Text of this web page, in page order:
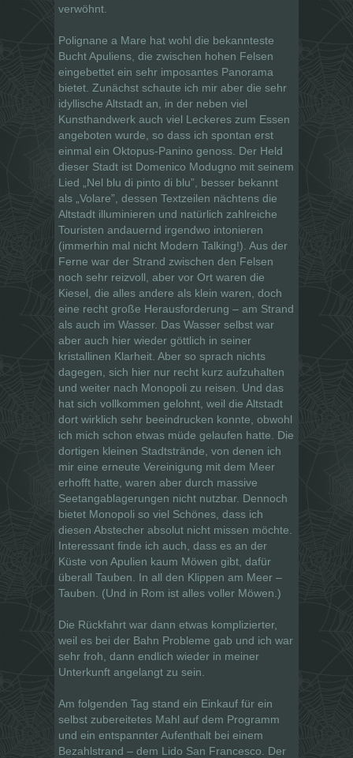
verwöhnt.
Polignane a Mare hat wohl die bekannteste
Bucht Apuliens, die zwischen hohen Felsen
eingebettet ein sehr imposantes Panorama
bietet. Zunächst schaute ich mir aber die sehr
idyllische Altstadt an, in der neben viel
Kunsthandwerk auch viel Leckeres zum Essen
angeboten wurde, so dass ich spontan erst
einmal ein Oktopus-Panino genoss. Der Held
dieser Stadt ist Domenico Modugno mit seinem
Lied „Nel blu di pinto di blu”, besser bekannt
als „Volare”, dessen Textzeilen nächtens die
Altstadt illuminieren und natürlich zahlreiche
Touristen andauernd irgendwo intonieren
(immerhin mal nicht Modern Talking!). Aus der
Ferne war der Strand zwischen den Felsen
noch sehr reizvoll, aber vor Ort waren die
Kiesel, die alles andere als klein waren, doch
eine recht große Herausforderung – am Strand
als auch im Wasser. Das Wasser selbst war
aber auch hier wieder göttlich in seiner
kristallinen Klarheit. Aber so sprach nichts
dagegen, sich hier nur recht kurz aufzuhalten
und weiter nach Monopoli zu reisen. Und das
hat sich vollkommen gelohnt, weil die Altstadt
dort wirklich sehr beeindrucken konnte, obwohl
ich mich schon etwas müde gelaufen hatte. Die
dortigen kleinen Stadtstrände, von denen ich
mir eine erneute Vereinigung mit dem Meer
erhofft hatte, waren aber durch massive
Seetangablagerungen nicht nutzbar. Dennoch
bietet Monopoli so viel Schönes, dass ich
diesen Abstecher absolut nicht missen möchte.
Interessant finde ich auch, dass es an der
Küste von Apulien kaum Möwen gibt, dafür
überall Tauben. In all den Klippen am Meer –
Tauben. (Und in Rom ist alles voller Möwen.)
Die Rückfahrt war dann etwas komplizierter,
weil es bei der Bahn Probleme gab und ich war
sehr froh, dann endlich wieder in meiner
Unterkunft angelangt zu sein.
Am folgenden Tag stand ein Einkauf für ein
selbst zubereitetes Mahl auf dem Programm
und ein entspannter Aufenthalt bei einem
Bezahlstrand – dem Lido San Francesco. Der